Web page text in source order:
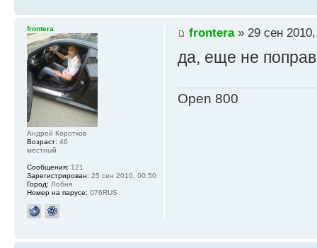
frontera» 29 сен
да, еще не
Open 800
frontera
Андрей Коротков
Возраст: 46
местный
Сообщения: 121
Зарегистрирован: 25 сен 2010, 00:50
Город: Лобня
Номер на парусе: 076RUS